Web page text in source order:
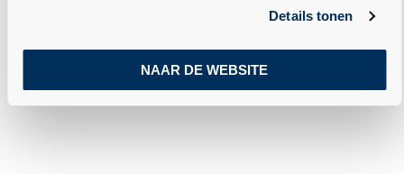
Details tonen
NAAR DE WEBSITE